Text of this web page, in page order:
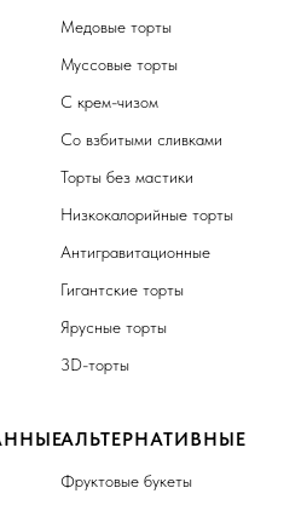
Медовые торты
Муссовые торты
С крем-чизом
Со взбитыми сливками
Торты без мастики
Низкокалорийные торты
Антигравитационные
Гигантские торты
Ярусные торты
3D-торты
АЛЬТЕРНАТИВНЫЕ
Фруктовые букеты